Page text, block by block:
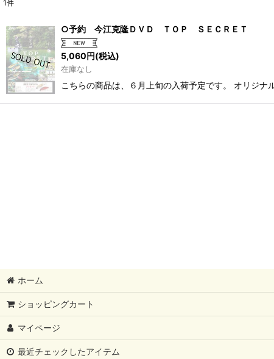
並び順:
1件
○予約 今江克隆ＤＶＤ ＴＯＰ ＳＥＣＲＥＴ
5,060円(税込)
在庫なし
こちらの商品は、６月上旬の入荷予定です。 オリジ
ホーム
ショッピングカート
マイページ
最近チェックしたアイテム